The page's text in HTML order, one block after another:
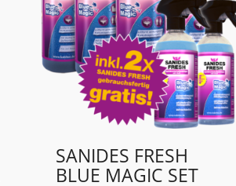
SANIDES FRESH
BLUE MAGIC SET